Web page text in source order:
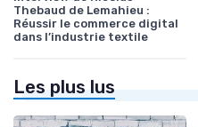
Thebaud de Lemahieu :
Réussir le commerce digital
dans l’industrie textile
Les plus lus